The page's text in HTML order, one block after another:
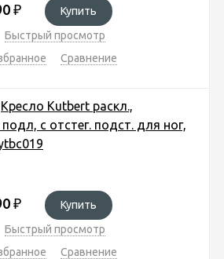
₽
Купить
Быстрый просмотр
Сравнение
Кресло Kutbert раскл.,
с отстег. подст. для ног,
₽
Купить
Быстрый просмотр
Сравнение